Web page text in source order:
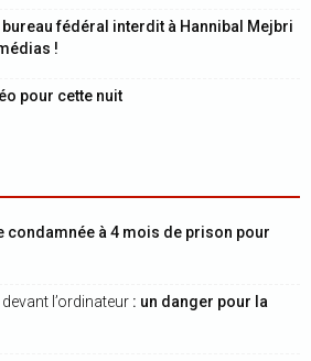
bureau fédéral interdit à Hannibal Mejbri
!
pour cette nuit
condamnée à 4 mois de prison pour
l’ordinateur : un danger pour la